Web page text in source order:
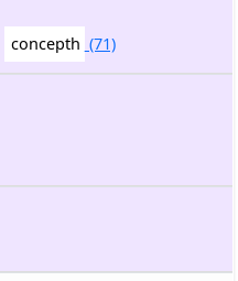
concepth (71)